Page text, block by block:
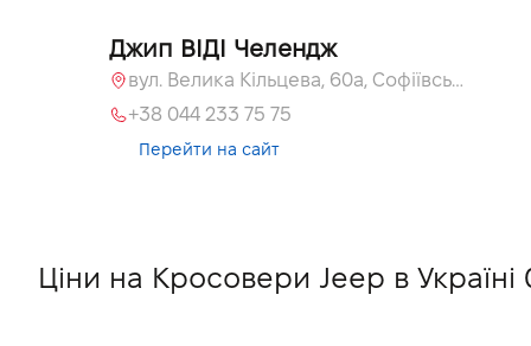
Джип ВІДІ Челендж
вул. Велика Кільцева, 60а, Софіївська Борщагівка, Київська обл.
+38 044 233 75 75
Перейти на сайт
Ціни на Кросовери Jeep в Україні